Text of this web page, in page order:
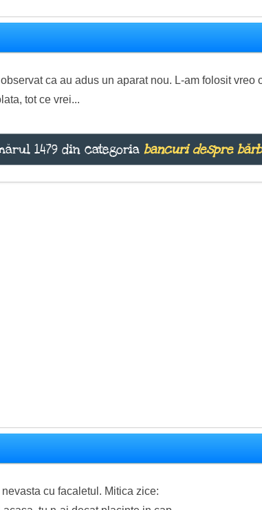
ca au adus un aparat nou. L-am folosit vreo
tot ce vrei...
1479 din categoria bancuri despre
cu facaletul. Mitica zice: